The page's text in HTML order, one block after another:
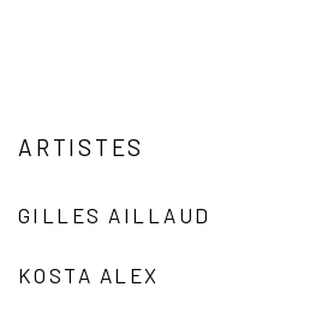
ARTISTES
GILLES AILLAUD
KOSTA ALEX